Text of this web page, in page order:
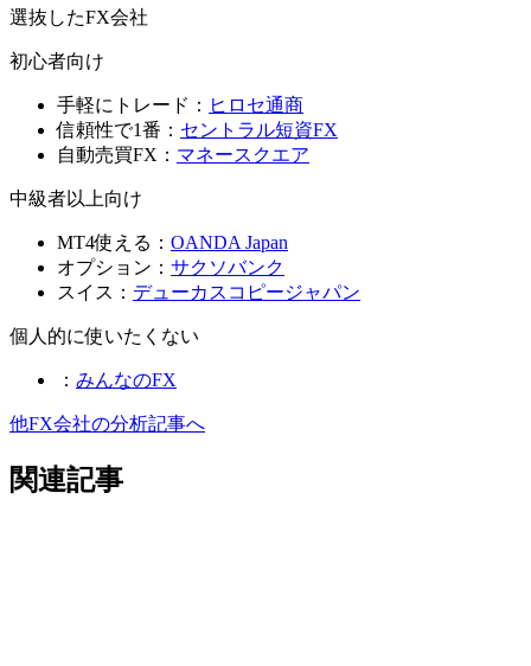
選抜したFX会社
初心者向け
手軽にトレード： ヒロセ通商
信頼性で1番： セントラル短資FX
自動売買FX： マネースクエア
中級者以上向け
MT4使える： OANDA Japan
オプション： サクソバンク
スイス： デューカスコピージャパン
個人的に使いたくない
： みんなのFX
他FX会社の分析記事へ
関連記事